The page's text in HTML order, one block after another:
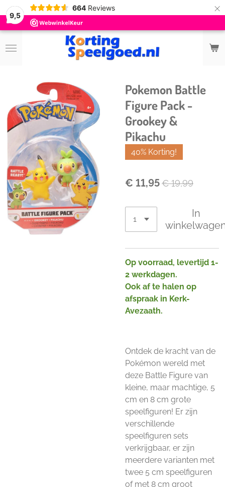
9,5
664 Reviews ×
Pokemon Battle
Figure Pack -
Grookey &
Pikachu
40% Korting!
€ 11,95€ 19,99
In
Op voorraad, levertijd 1-
2 werkdagen.
Ook af te halen op
afspraak in Kerk-
Avezaath.
Ontdek de kracht van de
Pokémon wereld met
deze Battle Figure van
kleine, maar machtige, 5
cm en 8 cm grote
speelfiguren! Er zijn
verschillende
speelfiguren sets
verkrijgbaar, er zijn
meerdere varianten met
twee 5 cm speelfiguren
of met 8 cm groot